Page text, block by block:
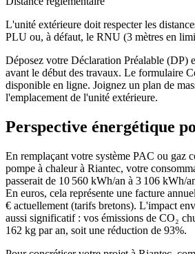
L'unité extérieure doit respecter les
PLU ou, à défaut, le RNU (3 mètres en
Déposez votre Déclaration Préalable (DP)
avant le début des travaux. Le formulaire
disponible en ligne. Joignez un plan de
l'emplacement de l'unité extérieure.
Perspective énergétique
En remplaçant votre système PAC ou gaz
pompe à chaleur à Riantec, votre
passerait de 10 560 kWh/an à 3 106 kWh/
En euros, cela représente une facture
€ actuellement (tarifs bretons). L'impact
aussi significatif : vos émissions de CO₂
162 kg par an, soit une réduction de 93%.